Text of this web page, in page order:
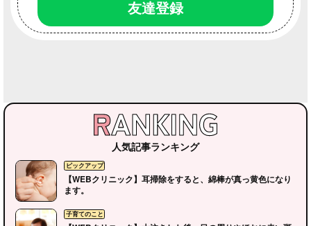
友達登録
人気記事ランキング
【WEBクリニック】耳掃除をすると、綿棒が真っ黄色になり
ます。